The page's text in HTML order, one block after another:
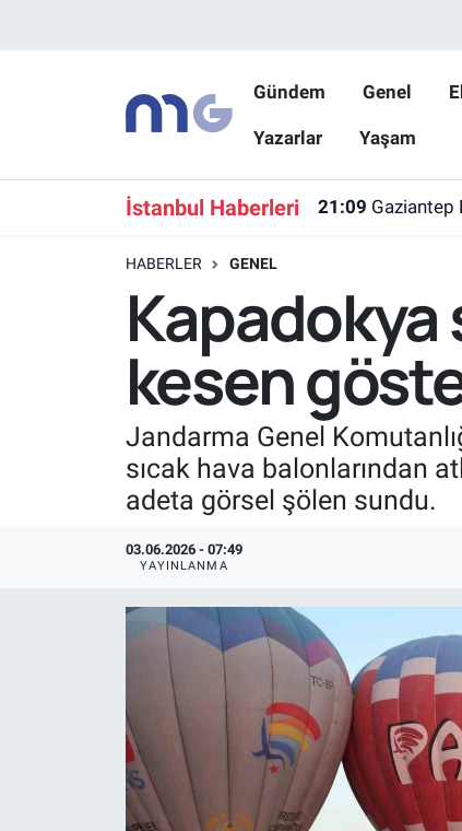
Gündem Genel
Yazarlar Yaşam
İstanbul Haberleri 21:09 Gaziantep
HABERLER GENEL
Kapadokya
kesen
Jandarma Genel
sıcak hava balonlarından
adeta görsel şölen sundu.
03.06.2026 - 07:49
YAYINLANMA
Hava Durumu
İstanbul Namaz Vakitleri
Süper Lig Puan Durumu ve Fikstür
Tüm Manşetler
Haber Arşivi